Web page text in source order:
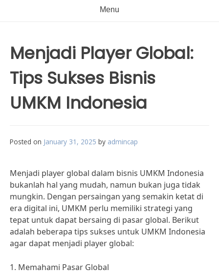
Menu
Menjadi Player Global:
Tips Sukses Bisnis
UMKM Indonesia
Posted on January 31, 2025 by admincap
Menjadi player global dalam bisnis UMKM Indonesia
bukanlah hal yang mudah, namun bukan juga tidak
mungkin. Dengan persaingan yang semakin ketat di
era digital ini, UMKM perlu memiliki strategi yang
tepat untuk dapat bersaing di pasar global. Berikut
adalah beberapa tips sukses untuk UMKM Indonesia
agar dapat menjadi player global:
1. Memahami Pasar Global